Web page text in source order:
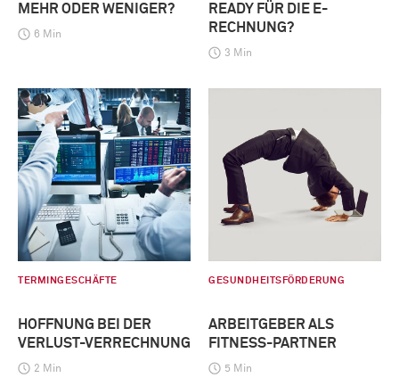
MEHR ODER WENIGER?
6 Min
READY FÜR DIE E-
RECHNUNG?
3 Min
TERMINGESCHÄFTE
HOFFNUNG BEI DER
VERLUST-VERRECHNUNG
2 Min
GESUNDHEITSFÖRDERUNG
ARBEITGEBER ALS
FITNESS-PARTNER
5 Min